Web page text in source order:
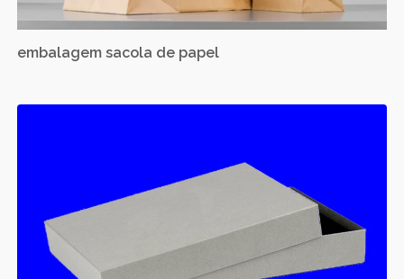
embalagem sacola de papel